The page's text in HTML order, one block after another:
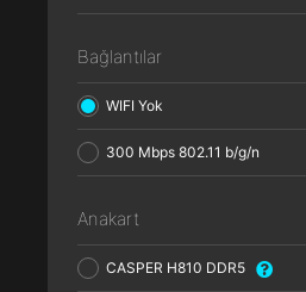
Bağlantılar
WIFI Yok
300 Mbps 802.11 b/g/n
Anakart
CASPER H810 DDR5